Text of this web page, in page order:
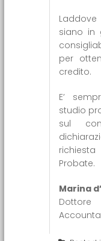
siano in
per
credito.
E’
studio
sul
Probate.
Marina